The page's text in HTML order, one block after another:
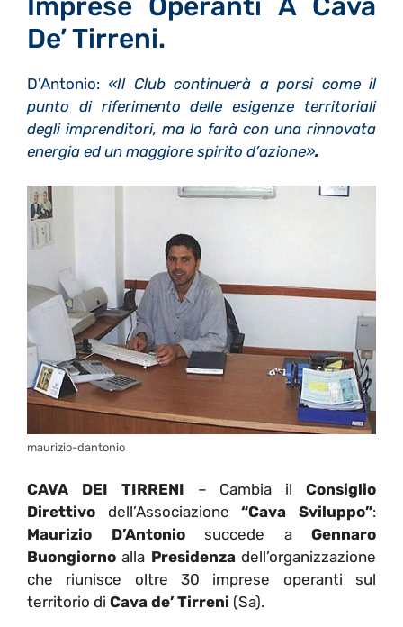
De’ Tirreni.
D’Antonio: «Il Club continuerà a porsi come il
punto di riferimento delle esigenze territoriali
degli imprenditori, ma lo farà con una rinnovata
energia ed un maggiore spirito d’azione».
maurizio-dantonio
CAVA DEI TIRRENI – Cambia ilConsiglio
Direttivo dell’Associazione“Cava Sviluppo”:
Maurizio D’Antoniosuccede a Gennaro
Buongiorno alla Presidenzadell’organizzazione
che riunisce oltre 30 imprese operanti sul
territorio di Cava de’ Tirreni (Sa).